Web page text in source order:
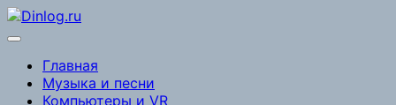
Перейти
к
Главная
Музыка и песни
Компьютеры и VR